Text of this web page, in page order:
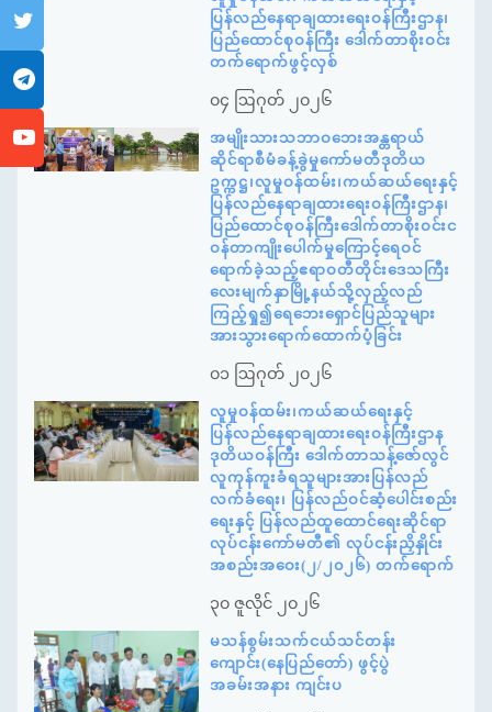
ပြန်လည်နေရာချထားရေးဝန်ကြီးဌာန၊
ပြည်ထောင်စုဝန်ကြီး ဒေါက်တာစိုးဝင်း
တက်ရောက်ဖွင့်လှစ်
၀၄ ဩဂုတ် ၂၀၂၆
အမျိုးသားသဘာဝဘေးအန္တရာယ်
ဆိုင်ရာစီမံခန့်ခွဲမှုကော်မတီဒုတိယ
ဥက္ကဋ္ဌ၊လူမှုဝန်ထမ်း၊ကယ်ဆယ်ရေးနှင့်
ပြန်လည်နေရာချထားရေးဝန်ကြီးဌာန၊
ပြည်ထောင်စုဝန်ကြီးဒေါက်တာစိုးဝင်းင
ဝန်တာကျိုးပေါက်မှုကြောင့်ရေဝင်
ရောက်ခဲ့သည့်ဧရာဝတီတိုင်းဒေသကြီး
လေးမျက်နှာမြို့နယ်သို့လှည့်လည်
ကြည့်ရှု၍ရေဘေးရှောင်ပြည်သူများ
အားသွားရောက်ထောက်ပံ့ခြင်း
၀၁ ဩဂုတ် ၂၀၂၆
လူမှုဝန်ထမ်း၊ကယ်ဆယ်ရေးနှင့်
ပြန်လည်နေရာချထားရေးဝန်ကြီးဌာန
ဒုတိယဝန်ကြီး ဒေါက်တာသန့်ဇော်လွင်
လူကုန်ကူးခံရသူများအားပြန်လည်
လက်ခံရေး၊ ပြန်လည်ဝင်ဆံ့ပေါင်းစည်း
ရေးနှင့် ပြန်လည်ထူထောင်ရေးဆိုင်ရာ
လုပ်ငန်းကော်မတီ၏ လုပ်ငန်းညှိနှိုင်း
အစည်းအဝေး(၂/၂၀၂၆) တက်ရောက်
၃၀ ဇူလိုင် ၂၀၂၆
မသန်စွမ်းသက်ငယ်သင်တန်း
ကျောင်း(နေပြည်တော်) ဖွင့်ပွဲ
အခမ်းအနား ကျင်းပ